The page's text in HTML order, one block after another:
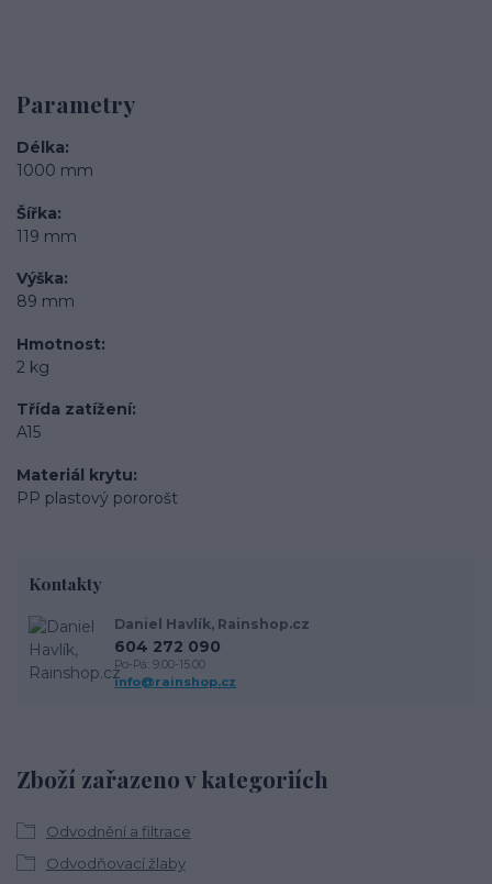
Parametry
Délka
1000 mm
Šířka
119 mm
Výška
89 mm
Hmotnost
2 kg
Třída zatížení
A15
Materiál krytu
PP plastový pororošt
Zboží zařazeno v kategoriích
Odvodnění a filtrace
Odvodňovací žlaby
Kontakty
Daniel Havlík, Rainshop.cz
604 272 090
Po-Pá: 9.00-15.00
info@rainshop.cz